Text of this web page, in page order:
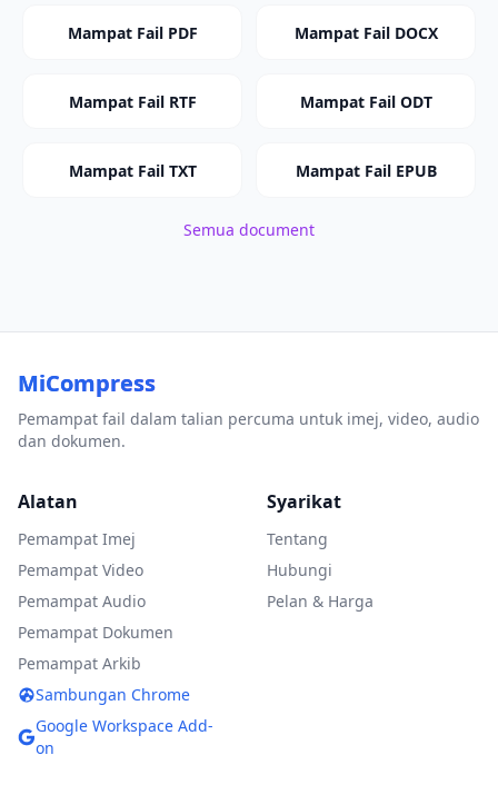
Mampat Fail PDF Mampat Fail DOCX
Mampat Fail RTF Mampat Fail ODT
Mampat Fail TXT Mampat Fail EPUB
Semua document
MiCompress
Pemampat fail dalam talian percuma untuk imej, video, audio
dan dokumen.
Alatan
Pemampat Imej
Pemampat Video
Pemampat Audio
Pemampat Dokumen
Pemampat Arkib
Sambungan Chrome
Google Workspace Add-
on
Syarikat
Tentang
Hubungi
Pelan & Harga